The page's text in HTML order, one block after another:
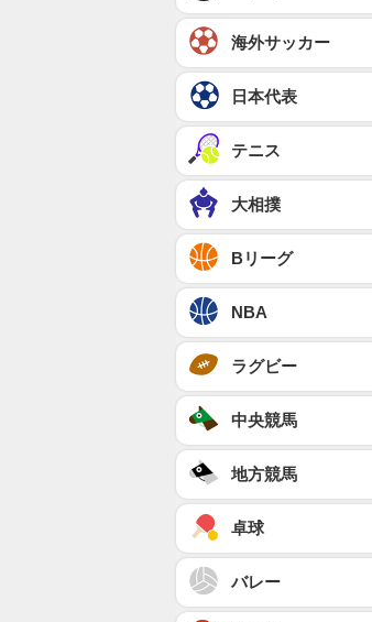
海外サッカー
日本代表
テニス
大相撲
Bリーグ
NBA
ラグビー
中央競馬
地方競馬
卓球
バレー